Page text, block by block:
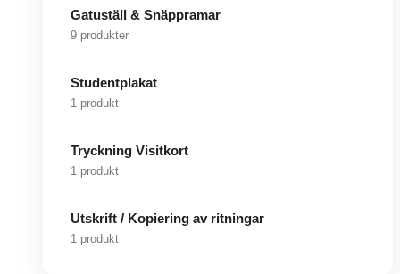
Gatuställ & Snäppramar
9 produkter
Studentplakat
1 produkt
Tryckning Visitkort
1 produkt
Utskrift / Kopiering av ritningar
1 produkt